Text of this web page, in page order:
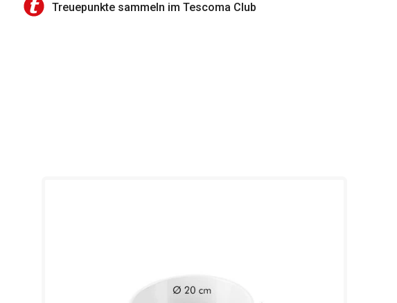
Treuepunkte sammeln im Tescoma Club